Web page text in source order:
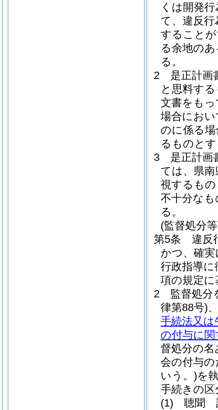
くは開発
て、違反
すること
る余地の
る。
2
是正計画
と思料す
文書をも
場合にお
のに係る
るものと
3
是正計画
ては、県
視するも
不十分な
る。
(監督処分
第5条
違反
かつ、確
行政指導
項の規定
2
監督処分
律第88号)、
手続法又は
の付与に
督処分の
会の付与
いう。)を
手続きの
(1)
聴聞